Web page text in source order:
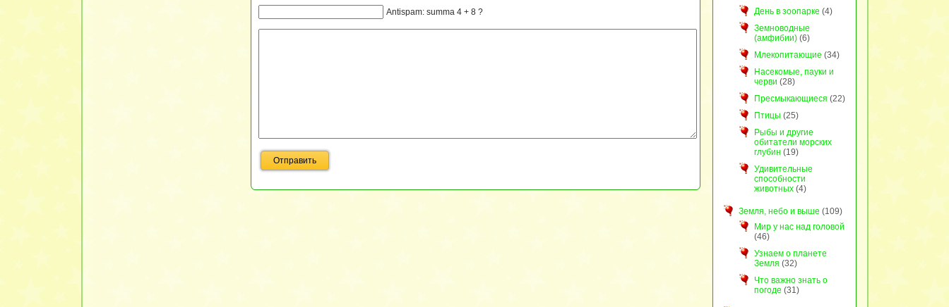
Antispam: summa 4 + 8 ?
День в зоопарке (4)
Земноводные
(амфибии)(6)
Млекопитающие (34)
Насекомые, пауки и
черви (28)
Пресмыкающиеся (22)
Птицы (25)
Рыбы и другие
обитатели морских
глубин (19)
Удивительные
способности
животных(4)
Земля, небо и выше (109)
Мир у нас над головой
(46)
Узнаем о планете
Земля (32)
Что важно знать о
погоде (31)